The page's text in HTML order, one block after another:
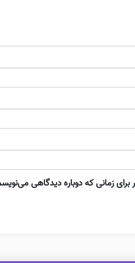
زمانی که دوباره دیدگاهی